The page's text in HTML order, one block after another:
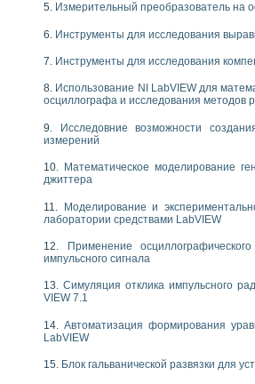
переходных характеристик
измерений с помощью LabVIEW
Назначение. Состав. Возможности
и корреляционный анализ"
принципа действия универсального
обеспечение учебных лабораторных стендов
для изучения технологии
LabVIEW
для исследования АЧХ и ФЧХ активных
одномерных сигналов на основе
INSTRUMENTS в операционной системе
полигармонической экстраполяции в
принципа действия универсального
принимаемых решений в среде LabVIEW
«Моделирование систем» и «Автоматизация
информационно-измерительным системам
теории Коммутации
Измерительный преобразователь на
Инструменты для исследования
Инструменты для исследования
Использование NI LabVIEW для
осциллографа и исследования методов
Исследовние возможности
измерений
Математическое моделирование
джиттера
Моделирование и
лаборатории средствами LabVIEW
Применение
импульсного сигнала
Симуляция отклика импульсного
VIEW 7.1
Автоматизация формирования
LabVIEW
Блок гальванической развязки для